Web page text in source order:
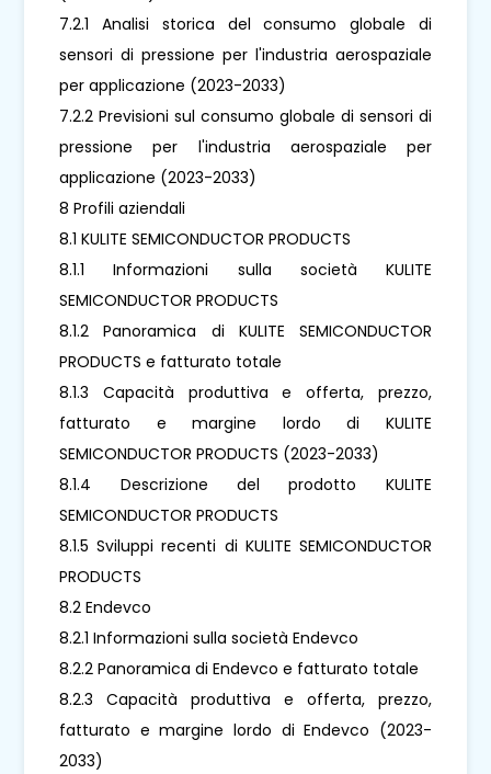
7.2.1 Analisi storica del consumo globale di
sensori di pressione per l'industria aerospaziale
per applicazione (2023-2033)
7.2.2 Previsioni sul consumo globale di sensori di
pressione per l'industria aerospaziale per
applicazione (2023-2033)
8 Profili aziendali
8.1 KULITE SEMICONDUCTOR PRODUCTS
8.1.1 Informazioni sulla società KULITE
SEMICONDUCTOR PRODUCTS
8.1.2 Panoramica di KULITE SEMICONDUCTOR
PRODUCTS e fatturato totale
8.1.3 Capacità produttiva e offerta, prezzo,
fatturato e margine lordo di KULITE
SEMICONDUCTOR PRODUCTS (2023-2033)
8.1.4 Descrizione del prodotto KULITE
SEMICONDUCTOR PRODUCTS
8.1.5 Sviluppi recenti di KULITE SEMICONDUCTOR
PRODUCTS
8.2 Endevco
8.2.1 Informazioni sulla società Endevco
8.2.2 Panoramica di Endevco e fatturato totale
8.2.3 Capacità produttiva e offerta, prezzo,
fatturato e margine lordo di Endevco (2023-
2033)